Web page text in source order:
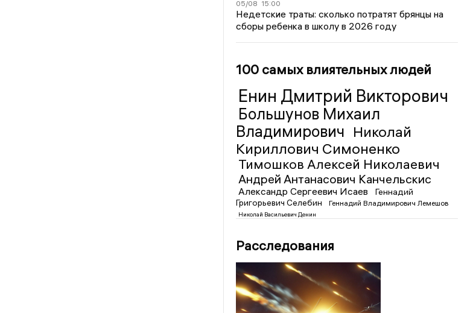
05/08 15:00
Недетские траты: сколько потратят брянцы на
сборы ребенка в школу в 2026 году
100 самых влиятельных людей
Енин Дмитрий Викторович
Большунов Михаил
Владимирович Николай
Кириллович Симоненко
Тимошков Алексей Николаевич
Андрей Антанасович Канчельскис
Александр Сергеевич Исаев
Геннадий
Григорьевич Селебин
Геннадий Владимирович Лемешов
Николай Васильевич Денин
Расследования